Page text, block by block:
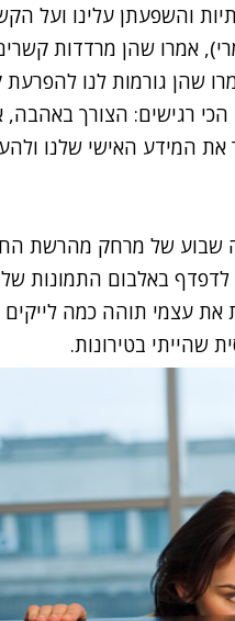
והשפעתן עלינו ועל
אמרו שהן מרדדות
שהן גורמות לנו להפרעת
הכי רגישים: הצורך
את המידע האישי שלנו
של מרחק מהרשת
לדפדף באלבום התמונות
את עצמי תוהה כמה
שהייתי בטירונות.